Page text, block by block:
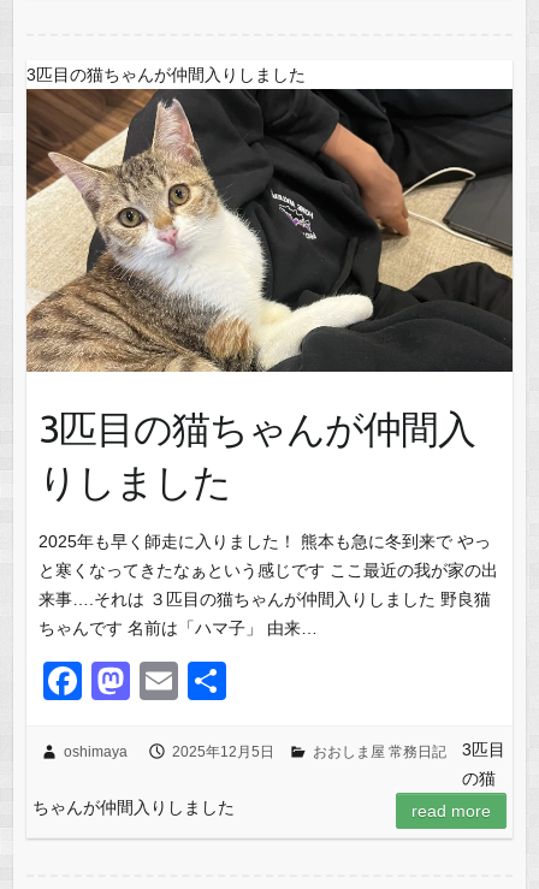
o
k
n
3匹目の猫ちゃんが仲間入りしました
3匹目の猫ちゃんが仲間入
りしました
2025年も早く師走に入りました！ 熊本も急に冬到来で やっ
と寒くなってきたなぁという感じです ここ最近の我が家の出
来事….それは ３匹目の猫ちゃんが仲間入りしました 野良猫
ちゃんです 名前は「ハマ子」 由来…
F
c
e
b
M
st
o
d
E
ail
oshimaya 2025年12月5日 おおしま屋 常務日記
3匹目
の猫
ちゃんが仲間入りしました
read more